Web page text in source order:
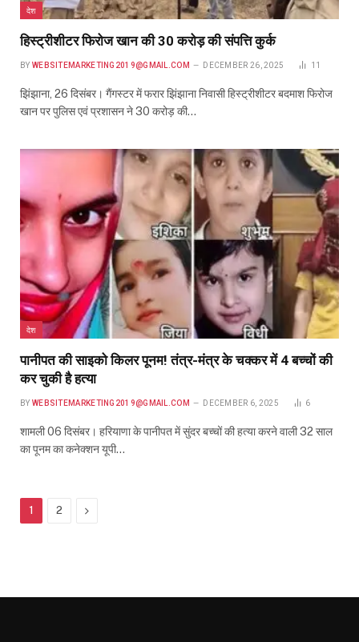
देश
हिस्ट्रीशीटर फिरोज खान की 30 करोड़ की संपत्ति कुर्क
BY WEBSITEMARKETING2019@GMAIL.COM DECEMBER 26, 2025 11
झिंझाना, 26 दिसंबर। गैंगस्टर में फरार झिंझाना निवासी हिस्ट्रीशीटर बदमाश फिरोज
खान पर पुलिस एवं प्रशासन ने 30 करोड़ की…
देश
पानीपत की साइको किलर पूनम! तंत्र-मंत्र के चक्कर में 4 बच्‍चों की
कर चुकी है हत्‍या
BY WEBSITEMARKETING2019@GMAIL.COM DECEMBER 6, 2025 6
शामली 06 दिसंबर। हरियाणा के पानीपत में सुंदर बच्‍चों की हत्‍या करने वाली 32 साल
का पूनम का कनेक्‍शन यूपी…
1 2 Next